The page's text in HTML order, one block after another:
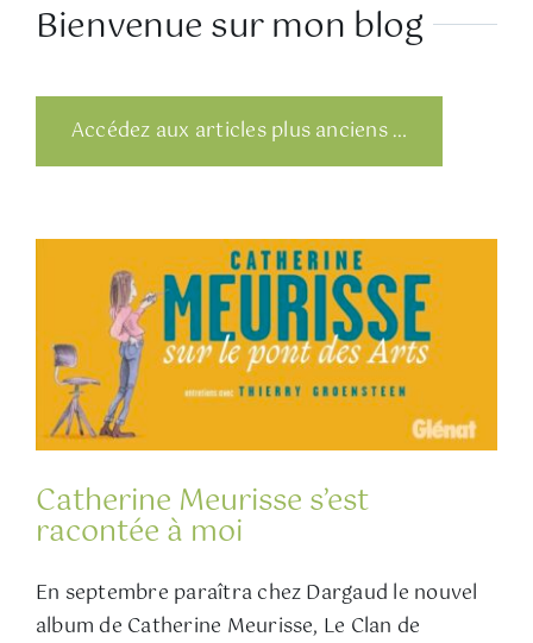
Bienvenue sur mon blog
Accédez aux articles plus anciens …
Catherine Meurisse s’est
racontée à moi
En septembre paraîtra chez Dargaud le nouvel
album de Catherine Meurisse, Le Clan de